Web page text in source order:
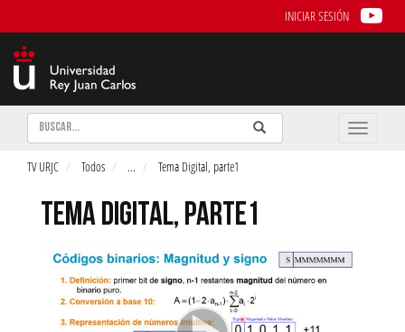
INICIAR SESIÓN
Buscar Enviar
Buscar
Toggle
TV URJC Todos ... Tema Digital, parte1
TEMA DIGITAL, PARTE1